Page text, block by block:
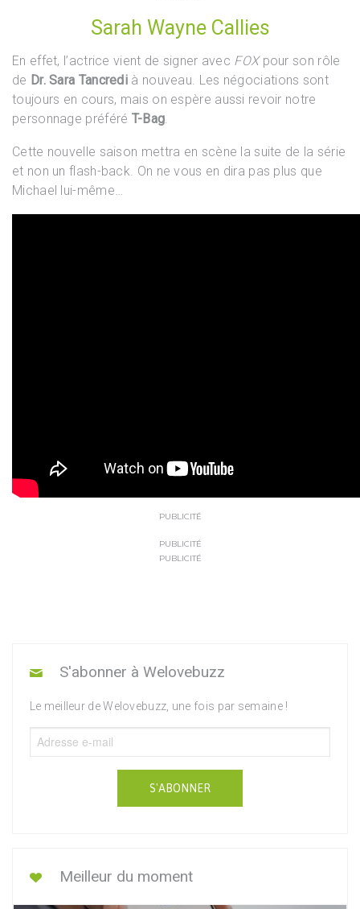
Sarah Wayne Callies
En effet, l’actrice vient de signer avec FOXpour son rôle
de Dr. Sara Tancredi à nouveau. Les négociations sont
toujours en cours, mais on espère aussi revoir notre
personnage préféré T-Bag
Cette nouvelle saison mettra en scène la suite de la série
et non un flash-back. On ne vous en dira pas plus que
Michael lui-même…
PUBLICITÉ
PUBLICITÉ
PUBLICITÉ
S'abonner à Welovebuzz
Le meilleur de Welovebuzz, une fois par semaine !
S'ABONNER
Meilleur du moment